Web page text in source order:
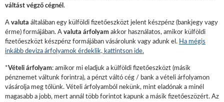
váltást végző cégnél .
A valuta általában egy külföldi fizetőeszközt jelent készpénz (bankjegy vagy
érme) formájában. A valuta árfolyam akkor használatos, amikor külföldi
fizetőeszközt készpénz formájában vásárolunk vagy adunk el. Ha mégis
inkább deviza árfolyamok érdeklik, kattintson ide.
*Vételi árfolyam: amikor mi eladjuk a külföldi fizetőeszközt (másik
pénznemet váltunk forintra), a pénzt váltó cég / bank a vételi árfolyamon
vásárolja meg tőlünk. Vételi árfolyamból nekünk, mint eladónak a minél
magasabb a jobb, mert annál több forintot kapunk a másik fizetőeszözért. Az